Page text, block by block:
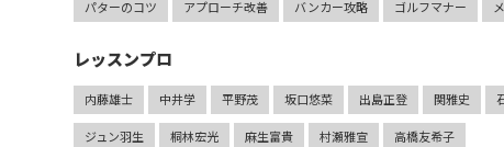
パターのコツ アプローチ改善 バンカー攻略 ゴルフマナー
レッスンプロ
内藤雄士 中井学 平野茂 坂口悠菜 出島正登 関雅史
ジュン羽生 桐林宏光 麻生富貴 村瀬雅宣 高橋友希子